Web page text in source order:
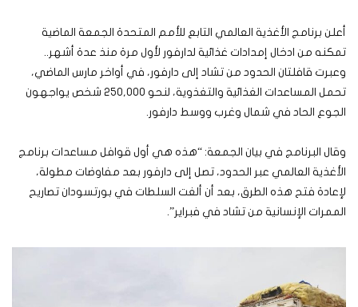
أعلن برنامج الأغذية العالمي التابع للأمم المتحدة الجمعة الماضية
تمكنه من ادخال إمدادات غذائية لدارفور لأول مرة منذ عدة أشهر..
وعبرت قافلتان الحدود من تشاد إلى دارفور، في أواخر مارس الماضي،
تحمل المساعدات الغذائية والتغذوية، لنحو 250,000 شخص يواجهون
الجوع الحاد في شمال وغرب ووسط دارفور.
وقال البرنامج في بيان الجمعة: “هذه هي أول قوافل مساعدات برنامج
الأغذية العالمي عبر الحدود، تصل إلى دارفور بعد مفاوضات مطولة،
لإعادة فتح هذه الطرق، بعد أن ألغت السلطات في بورتسودان تصاريح
الممرات الإنسانية من تشاد في فبراير”.